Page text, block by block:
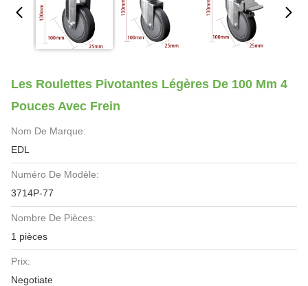
Les Roulettes Pivotantes Légères De 100 Mm 4
Pouces Avec Frein
Nom De Marque:
EDL
Numéro De Modèle:
3714P-77
Nombre De Pièces:
1 pièces
Prix:
Negotiate